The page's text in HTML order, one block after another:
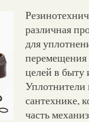
различная
для
перемещения
целей в быту
сантехнике,
часть